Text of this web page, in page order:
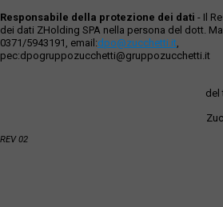
Responsabile della protezione dei dati - Il
dei dati ZHolding SPA nella persona del dott.
0371/5943191, email:dpo@zucchetti.it,
pec:dpogruppozucchetti@gruppozucchetti.it
del
REV 02